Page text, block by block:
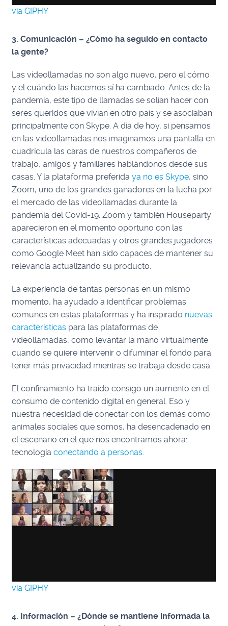
via GIPHY
3. Comunicación – ¿Cómo ha seguido en contacto
la gente?
Las vídeollamadas no son algo nuevo, pero el cómo
y el cuándo las hacemos sí ha cambiado. Antes de la
pandemia, este tipo de llamadas se solían hacer con
seres queridos que vivían en otro país y se asociaban
principalmente con Skype. A día de hoy, si pensamos
en las videollamadas nos imaginamos una pantalla en
cuadrícula las caras de nuestros compañeros de
trabajo, amigos y familiares hablándonos desde sus
casas. Y la plataforma preferidaya no es Skype, sino
Zoom, uno de los grandes ganadores en la lucha por
el mercado de las videollamadas durante la
pandemia del Covid-19. Zoom y también Houseparty
aparecieron en el momento oportuno con las
características adecuadas y otros grandes jugadores
como Google Meet han sido capaces de mantener su
relevancia actualizando su producto.
La experiencia de tantas personas en un mismo
momento, ha ayudado a identificar problemas
comunes en estas plataformas y ha inspirado nuevas
características para las plataformas de
vídeollamadas, como levantar la mano virtualmente
cuando se quiere intervenir o difuminar el fondo para
tener más privacidad mientras se trabaja desde casa.
El confinamiento ha traído consigo un aumento en el
consumo de contenido digital en general. Eso y
nuestra necesidad de conectar con los demás como
animales sociales que somos, ha desencadenado en
el escenario en el que nos encontramos ahora:
tecnologíaconectando a personas.
via GIPHY
4. Información – ¿Dónde se mantiene informada la